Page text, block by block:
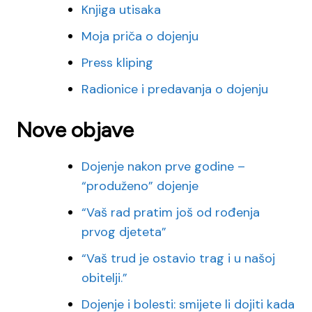
Knjiga utisaka
Moja priča o dojenju
Press kliping
Radionice i predavanja o dojenju
Nove objave
Dojenje nakon prve godine –
“produženo” dojenje
“Vaš rad pratim još od rođenja
prvog djeteta”
“Vaš trud je ostavio trag i u našoj
obitelji.”
Dojenje i bolesti: smijete li dojiti kada